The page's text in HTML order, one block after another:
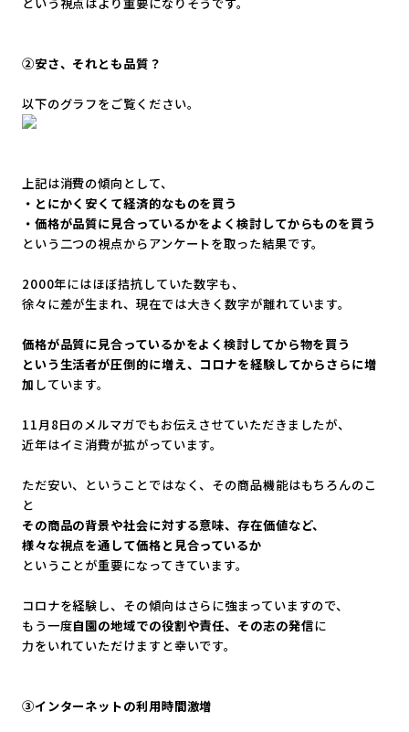
という視点はより重要になりそうです。
②安さ、それとも品質？
以下のグラフをご覧ください。
上記は消費の傾向として、
・とにかく安くて経済的なものを買う
・価格が品質に見合っているかをよく検討してからものを買う
という二つの視点からアンケートを取った結果です。
2000年にはほぼ拮抗していた数字も、
徐々に差が生まれ、現在では大きく数字が離れています。
価格が品質に見合っているかをよく検討してから物を買う
という生活者が圧倒的に増え、コロナを経験してからさらに増
加 しています。
11月8日のメルマガでもお伝えさせていただきましたが、
近年はイミ消費が拡がっています。
ただ安い、ということではなく、その商品機能はもちろんのこ
と
その商品の背景や社会に対する意味、存在価値など、
様々な視点を通して価格と見合っているか
ということが重要になってきています。
コロナを経験し、その傾向はさらに強まっていますので、
もう一度自園の地域での役割や責任、その志の発信に
力をいれていただけますと幸いです。
③インターネットの利用時間激増